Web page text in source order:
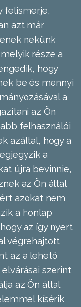
felismerje,
azt már
nekünk
része a
hogy
be és mennyi
a
az Ön
felhasználói
azáltal, hogy a
a
újra bevinnie,
az Ön által
azokat nem
a honlap
az így nyert
végrehajtott
az a lehető
szerint
az Ön által
kísérik